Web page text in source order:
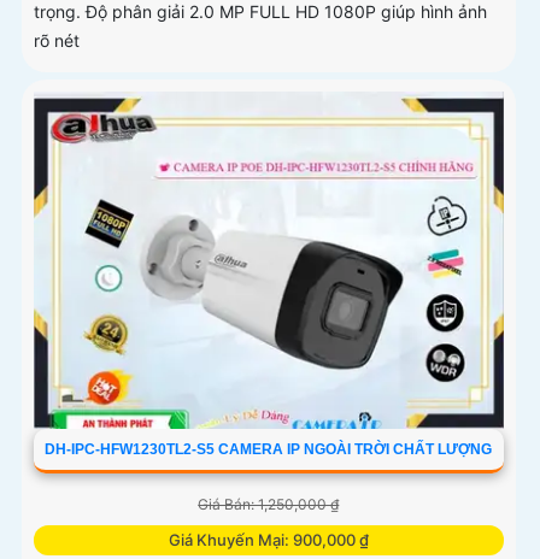
trọng. Độ phân giải 2.0 MP FULL HD 1080P giúp hình ảnh
rõ nét
DH-IPC-HFW1230TL2-S5 CAMERA IP NGOÀI TRỜI CHẤT LƯỢNG
Giá Bán: 1,250,000 ₫
Giá Khuyến Mại: 900,000 ₫